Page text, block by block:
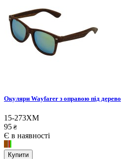
Окуляри Wayfarer з оправою під дерево
15-273XM
95 ₴
Є в наявності
Купити